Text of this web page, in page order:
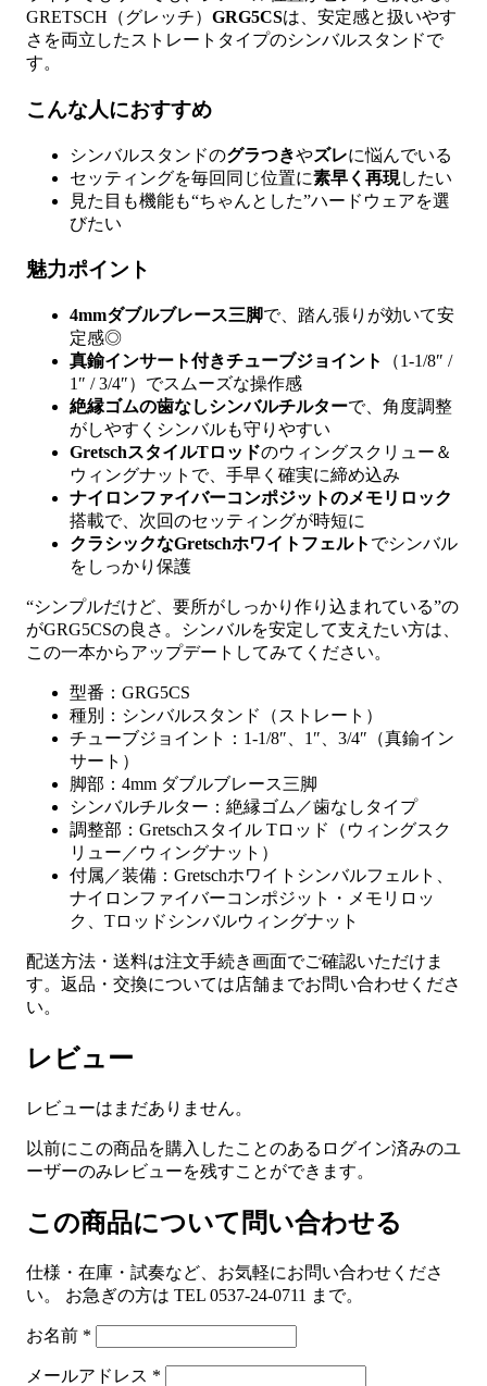
GRETSCH（グレッチ） GRG5CSは、安定感と扱いやす
さを両立したストレートタイプのシンバルスタンドで
す。
こんな人におすすめ
シンバルスタンドのグラつきやズレに悩んでいる
セッティングを毎回同じ位置に素早く再現したい
見た目も機能も“ちゃんとした”ハードウェアを選
びたい
魅力ポイント
4mmダブルブレース三脚で、踏ん張りが効いて安
定感◎
真鍮インサート付きチューブジョイント
（1-1/8″ /
1″ / 3/4″）でスムーズな操作感
絶縁ゴムの歯なしシンバルチルターで、角度調整
がしやすくシンバルも守りやすい
GretschスタイルTロッドのウィングスクリュー＆
ウィングナットで、手早く確実に締め込み
ナイロンファイバーコンポジットのメモリロック
搭載で、次回のセッティングが時短に
クラシックなGretschホワイトフェルト でシンバル
をしっかり保護
“シンプルだけど、要所がしっかり作り込まれている”の
がGRG5CSの良さ。シンバルを安定して支えたい方は、
この一本からアップデートしてみてください。
型番：GRG5CS
種別：シンバルスタンド（ストレート）
チューブジョイント：1-1/8″、1″、3/4″（真鍮イン
サート）
脚部：4mm ダブルブレース三脚
シンバルチルター：絶縁ゴム／歯なしタイプ
調整部：Gretschスタイル Tロッド（ウィングスク
リュー／ウィングナット）
付属／装備：Gretschホワイトシンバルフェルト、
ナイロンファイバーコンポジット・メモリロッ
ク、Tロッドシンバルウィングナット
配送方法・送料は注文手続き画面でご確認いただけま
す。返品・交換については店舗までお問い合わせくださ
い。
レビュー
レビューはまだありません。
以前にこの商品を購入したことのあるログイン済みのユ
ーザーのみレビューを残すことができます。
この商品について問い合わせる
仕様・在庫・試奏など、お気軽にお問い合わせくださ
い。 お急ぎの方は TEL 0537-24-0711 まで。
お名前 *
メールアドレス *